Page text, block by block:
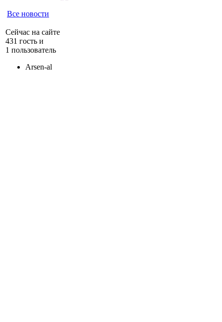
Все новости
Сейчас на сайте
431 гость и
1 пользователь
Arsen-al